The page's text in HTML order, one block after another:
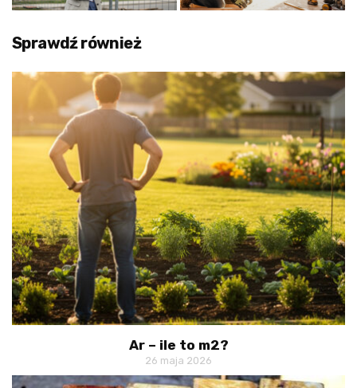
Sprawdź również
Ar – ile to m2?
26 maja 2026